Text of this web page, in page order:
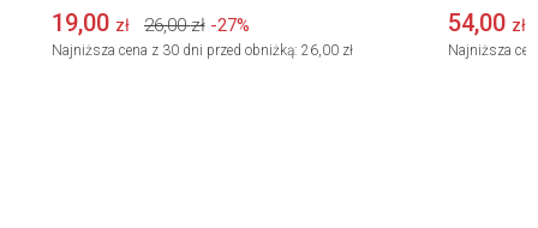
19,00 zł 26,00 zł -27%
Najniższa cena z 30 dni przed obniżką: 26,00 zł
54,00 zł
Najniższa